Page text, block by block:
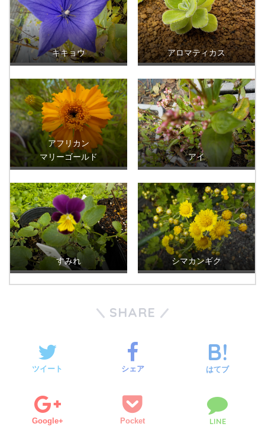
キキョウ アロマティカス
アフリカン
マリーゴールド
アイ
すみれ シマカンギク
SHARE
ツイート シェア はてブ
Google+ Pocket LINE